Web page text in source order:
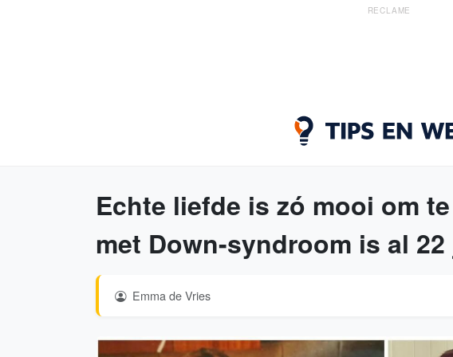
RECLAME
Echte liefde is zó mooi om
met Down-syndroom is al 22
Emma de Vries